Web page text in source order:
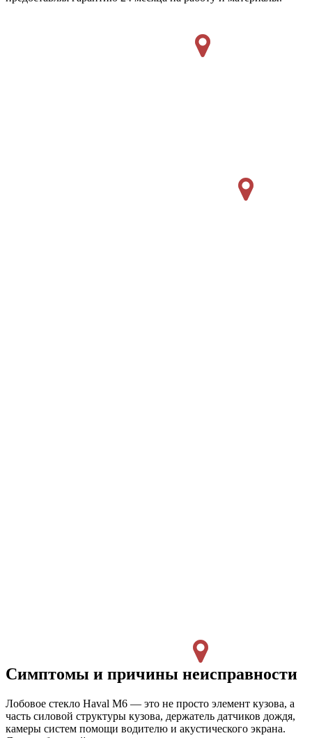
Симптомы и причины неисправности
Лобовое стекло Haval M6 — это не просто элемент кузова, а
часть силовой структуры кузова, держатель датчиков дождя,
камеры систем помощи водителю и акустического экрана.